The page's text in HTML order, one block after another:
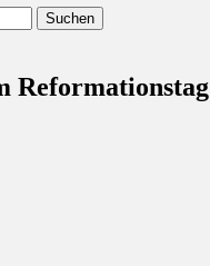
Reformationstag